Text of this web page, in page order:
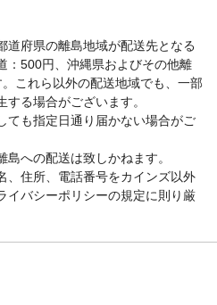
道府県の離島地域が配送先となる
：500円、沖縄県およびその他離
これら以外の配送地域でも、一部
る場合がございます。
ても指定日通り届かない場合がご
への配送は致しかねます。
、住所、電話番号をカインズ以外
イバシーポリシーの規定に則り厳